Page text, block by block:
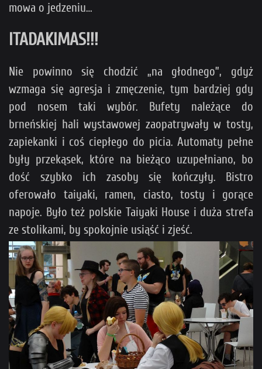
mowa o jedzeniu…
ITADAKIMAS!!!
Nie powinno się chodzić „na głodnego”, gdyż
wzmaga się agresja i zmęczenie, tym bardziej gdy
pod nosem taki wybór. Bufety należące do
brneńskiej hali wystawowej zaopatrywały w tosty,
zapiekanki i coś ciepłego do picia. Automaty pełne
były przekąsek, które na bieżąco uzupełniano, bo
dość szybko ich zasoby się kończyły. Bistro
oferowało taiyaki, ramen, ciasto, tosty i gorące
napoje. Było też polskie Taiyaki House i duża strefa
ze stolikami, by spokojnie usiąść i zjeść.